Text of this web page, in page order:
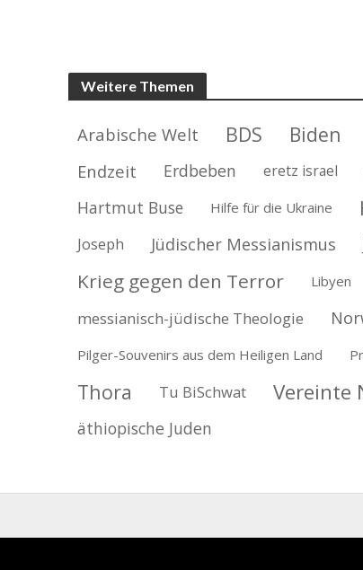
Weitere Themen
Arabische Welt BDS Biden
Endzeit Erdbeben eretz israel
Hartmut Buse Hilfe für die Ukraine
Joseph
Jüdischer Messianismus
Krieg gegen den Terror Libyen
messianisch-jüdische Theologie
Pilger-Souvenirs aus dem Heiligen Land
Thora Tu BiSchwat Vereinte
äthiopische Juden